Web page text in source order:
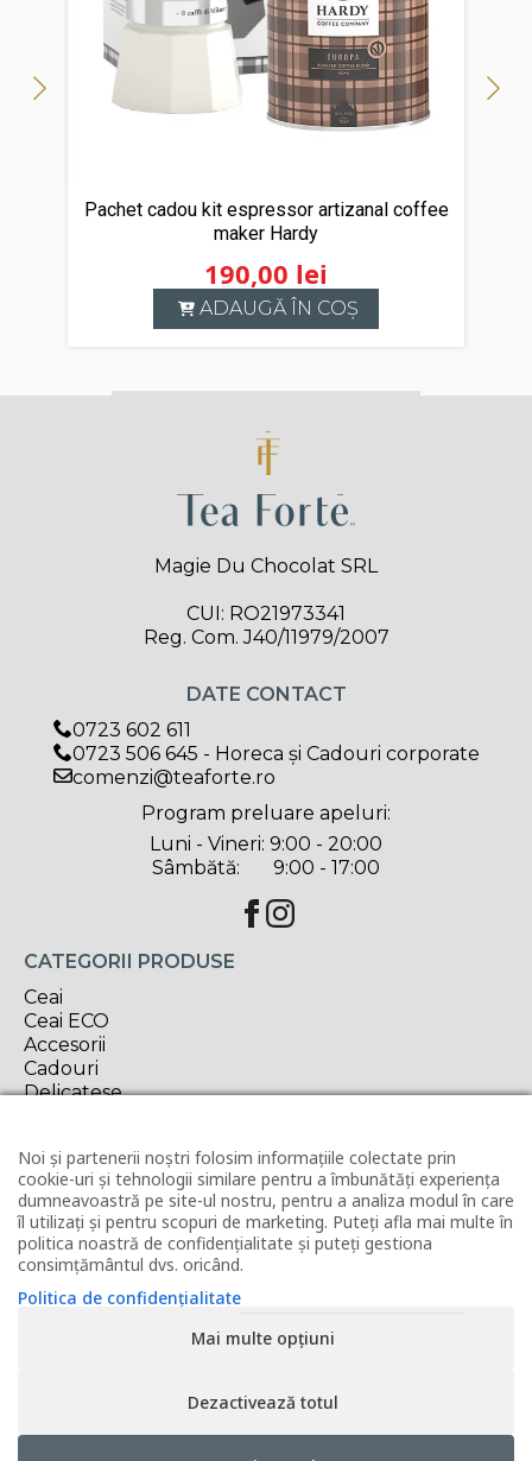
Pachet cadou kit espressor artizanal coffee
maker Hardy
190,00 lei
ADAUGĂ ÎN COȘ
Magie Du Chocolat SRL
CUI: RO21973341
Reg. Com. J40/11979/2007
CATEGORII PRODUSE
Ceai
Ceai ECO
Accesorii
Cadouri
Delicatese
INFORMAȚII UTILE
Contact
Horeca
Revânzător Tea Forté
Condiții de livrare
Modalități de plată
Politica de confidențialitate
DATE CONTACT
0723 602 611
0723 506 645 - Horeca și Cadouri corporate
comenzi@teaforte.ro
Program preluare apeluri:
Luni - Vineri: 9:00 - 20:00
Sâmbătă: 9:00 - 17:00
Noi și partenerii noștri folosim informațiile colectate prin
cookie-uri și tehnologii similare pentru a îmbunătăți experiența
dumneavoastră pe site-ul nostru, pentru a analiza modul în care
îl utilizați și pentru scopuri de marketing. Puteți afla mai multe în
politica noastră de confidențialitate și puteți gestiona
consimțământul dvs. oricând.
Politica de confidențialitate
Mai multe opțiuni
Dezactivează totul